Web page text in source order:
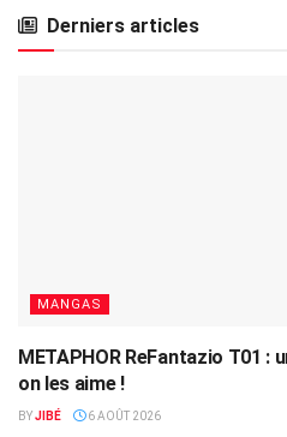
Derniers articles
MANGAS
METAPHOR ReFantazio T01 :
on les aime !
BYJIBÉ 6 AOÛT 2026